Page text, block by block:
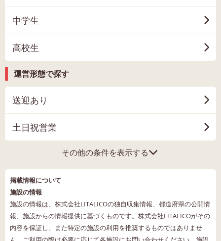
中学生
高校生
運営形態で探す
送迎あり
土日祝営業
その他の条件を表示する
掲載情報について
施設の情報
施設の情報は、株式会社LITALICOの独自収集情報、都道府県の公開情
報、施設からの情報提供に基づくものです。株式会社LITALICOがその
内容を保証し、また特定の施設の利用を推奨するものではありませ